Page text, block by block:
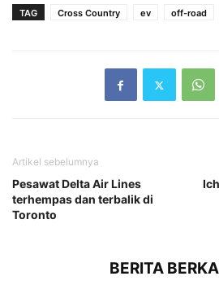
TAG Cross Country ev off-road
Artikel sebelumnya
Pesawat Delta Air Lines
terhempas dan terbalik di
Toronto
BERITA